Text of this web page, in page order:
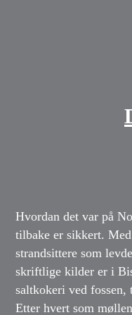
Hvordan det var på
tilbake er sikkert.
strandsittere som
skriftlige kilder er i
saltkokeri ved fossen,
Etter hvert som